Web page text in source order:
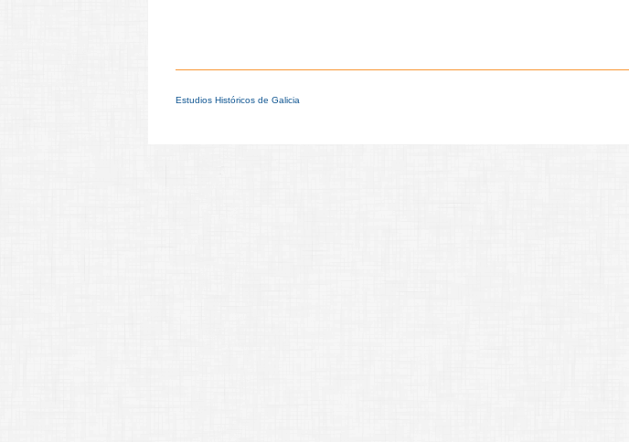
Estudios Históricos de Galicia